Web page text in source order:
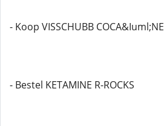
- Koop VISSCHUBB COCA&Iuml;NE
- Bestel KETAMINE R-ROCKS